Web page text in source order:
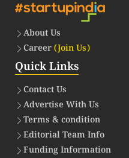
About Us
Career(Join Us)
Quick Links
Contact Us
Advertise With Us
Terms & condition
Editorial Team Info
Funding Information